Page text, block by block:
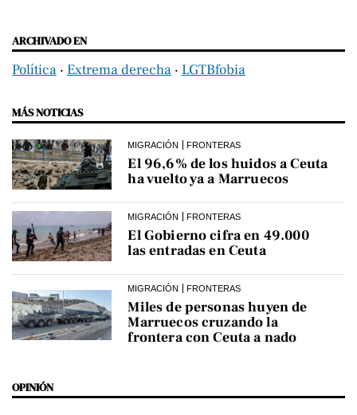
ARCHIVADO EN
Política ‧ Extrema derecha ‧ LGTBfobia
MÁS NOTICIAS
MIGRACIÓN FRONTERAS
El 96,6% de los huidos a Ceuta
ha vuelto ya a Marruecos
MIGRACIÓN FRONTERAS
El Gobierno cifra en 49.000
las entradas en Ceuta
MIGRACIÓN FRONTERAS
Miles de personas huyen de
Marruecos cruzando la
frontera con Ceuta a nado
OPINIÓN